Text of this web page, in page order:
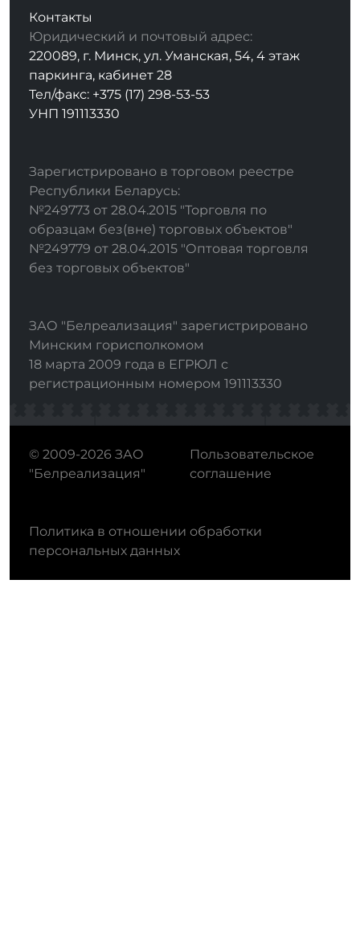
Контакты
Юридический и почтовый адрес:
220089, г. Минск, ул. Уманская, 54, 4 этаж
паркинга, кабинет 28
Тел/факс: +375 (17) 298-53-53
УНП 191113330
Зарегистрировано в торговом реестре
Республики Беларусь:
№249773 от 28.04.2015 "Торговля по
образцам без(вне) торговых объектов"
№249779 от 28.04.2015 "Оптовая торговля
без торговых объектов"
ЗАО "Белреализация" зарегистрировано
Минским горисполкомом
18 марта 2009 года в ЕГРЮЛ с
регистрационным номером 191113330
© 2009-2026 ЗАО
"Белреализация"
Пользовательское
соглашение
Политика в отношении обработки
персональных данных